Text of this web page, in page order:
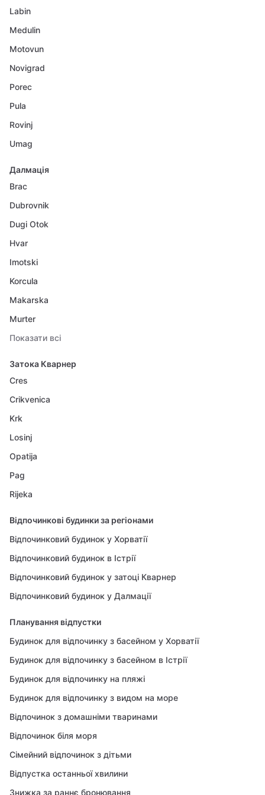
Labin
Medulin
Motovun
Novigrad
Porec
Pula
Rovinj
Umag
Далмація
Brac
Dubrovnik
Dugi Otok
Hvar
Imotski
Korcula
Makarska
Murter
Показати всі
Затока Кварнер
Cres
Crikvenica
Krk
Losinj
Opatija
Pag
Rijeka
Відпочинкові будинки за регіонами
Відпочинковий будинок у Хорватії
Відпочинковий будинок в Істрії
Відпочинковий будинок у затоці Кварнер
Відпочинковий будинок у Далмації
Планування відпустки
Будинок для відпочинку з басейном у Хорватії
Будинок для відпочинку з басейном в Істрії
Будинок для відпочинку на пляжі
Будинок для відпочинку з видом на море
Відпочинок з домашніми тваринами
Відпочинок біля моря
Сімейний відпочинок з дітьми
Відпустка останньої хвилини
Знижка за раннє бронювання